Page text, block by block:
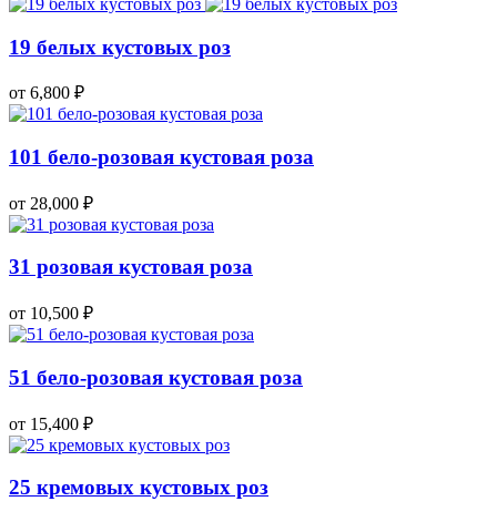
19 белых кустовых роз
от 6,800 ₽
101 бело-розовая кустовая роза
от 28,000 ₽
31 розовая кустовая роза
от 10,500 ₽
51 бело-розовая кустовая роза
от 15,400 ₽
25 кремовых кустовых роз